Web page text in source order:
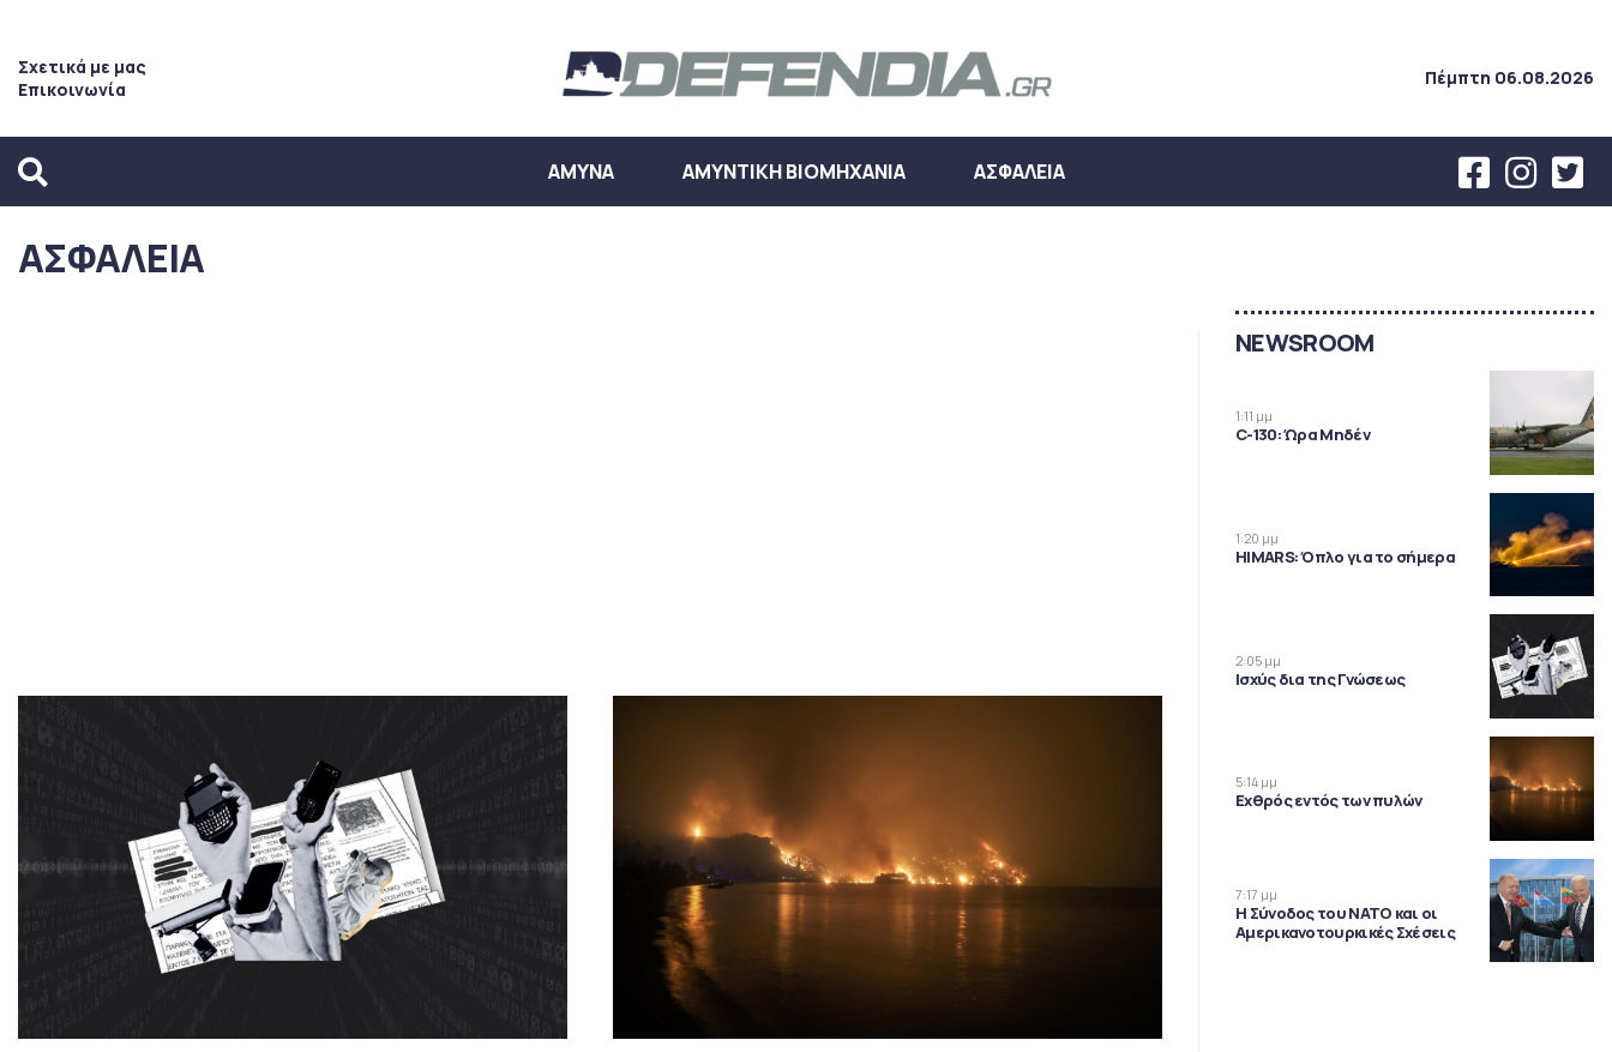
Σχετικά με μας
Επικοινωνία
Πέμπτη 06.08.2026
ΑΜΥΝΑ ΑΜΥΝΤΙΚΗ ΒΙΟΜΗΧΑΝΙΑ ΑΣΦΑΛΕΙΑ
ΑΣΦΑΛΕΙΑ
NEWSROOM
1:11 μμ
C-130: Ώρα Μηδέν
1:20 μμ
HIMARS: Όπλο για το σήμερα
2:05 μμ
Ισχύς δια της Γνώσεως
5:14 μμ
Εχθρός εντός των πυλών
7:17 μμ
Η Σύνοδος του ΝΑΤΟ και οι
Αμερικανοτουρκικές Σχέσεις